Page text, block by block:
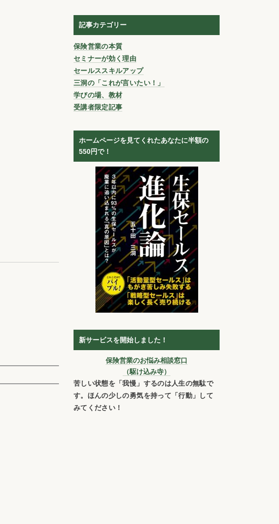
記事カテゴリー
保険営業の本質
セミナーが効く理由
セールススキルアップ
三洞の「これが言いたい！」
学びの場、教材
受講者限定記事
ホームページを見てくれたあなたに半額の
550円で！
新サービスを開始しました！
保険営業のお悩み相談窓口
（駆け込み寺）
苦しい状態を「我慢」するのは人生の無駄で
す。ほんの少しの勇気を持って「行動」して
みてください！